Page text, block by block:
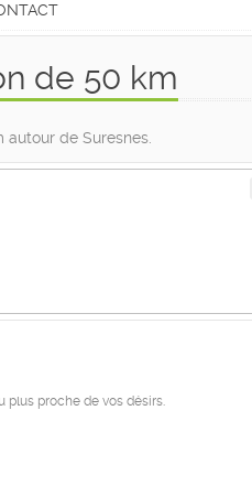
de 50 km
de Suresnes.
proche de vos désirs.